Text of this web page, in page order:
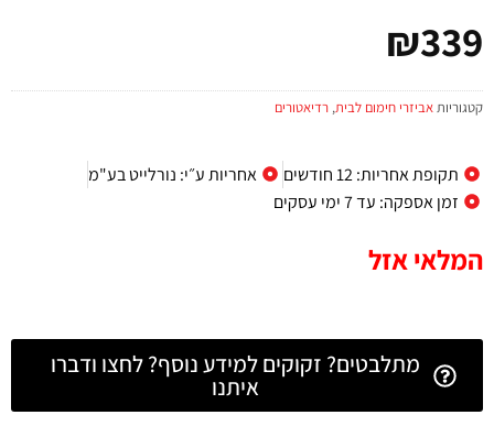
₪339
קטגוריותאביזרי חימום לבית, רדיאטורים
תקופת אחריות: 12 חודשים
אחריות ע״י: נורלייט בע"מ
זמן אספקה: עד 7 ימי עסקים
המלאי אזל
מתלבטים? זקוקים למידע נוסף? לחצו ודברו
איתנו